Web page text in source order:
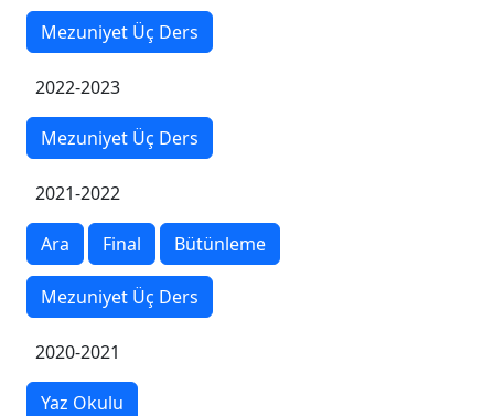
Mezuniyet Üç Ders
2022-2023
Mezuniyet Üç Ders
2021-2022
Ara Final Bütünleme
Mezuniyet Üç Ders
2020-2021
Yaz Okulu